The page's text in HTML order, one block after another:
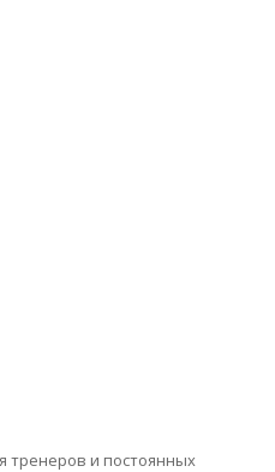
тренеров и постоянных